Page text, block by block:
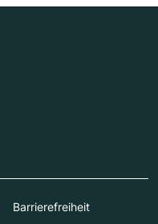
Barrierefreiheit